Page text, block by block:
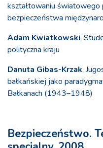
kształtowaniu światowego
bezpieczeństwa
Adam Kwiatkowski,
polityczna kraju
Danuta Gibas-Krzak,
bałkańskiej jako
Bałkanach (1943–1948)
Bezpieczeństwo.